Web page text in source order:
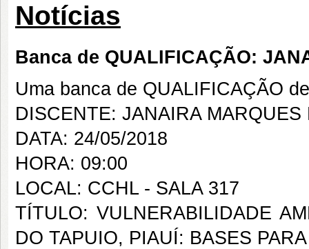
Notícias
Banca de QUALIFICAÇÃO:
Uma banca de QUALIFICAÇÃO
DISCENTE: JANAIRA MARQUES
DATA: 24/05/2018
HORA: 09:00
LOCAL: CCHL - SALA 317
TÍTULO: VULNERABILIDADE
DO TAPUIO, PIAUÍ: BASES